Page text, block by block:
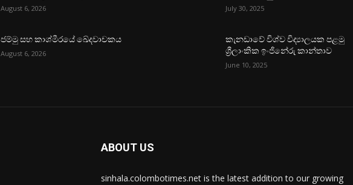
August 6, 2026
ජම්මු සහ කාශ්මීරයේ ඛේදවාචකය
August 6, 2026
July 30, 2025
කැනඩාවේ විශ්ව විද්‍යාලයක පළමු
ශ්‍රීලාංකික ඉංජිනේරු කාන්තාව
June 10, 2025
ABOUT US
sinhala.colombotimes.net is the latest addition to our growing